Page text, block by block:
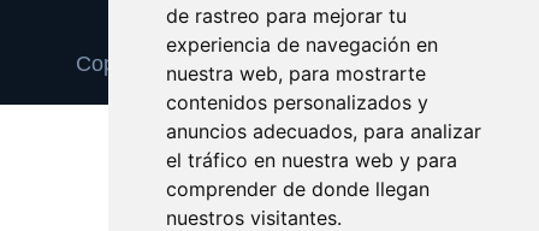
de rastreo para mejorar tu
experiencia de navegación en
nuestra web, para mostrarte
contenidos personalizados y
anuncios adecuados, para analizar
el tráfico en nuestra web y para
comprender de donde llegan
nuestros visitantes.
Update cookies preferences
Copyright © 2025 cancionesdelcine.com